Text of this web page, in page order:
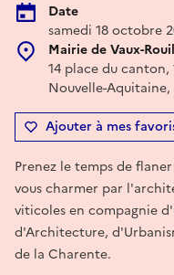
Date
samedi 18 octobre
Mairie de Vaux-
14 place du canton,
Nouvelle-Aquitaine,
Ajouter à mes
Prenez le temps de
vous charmer par
viticoles en compagnie
d'Architecture,
de la Charente.